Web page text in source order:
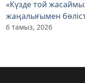
«Күзде той
жаңалығымен
6 тамыз, 2026